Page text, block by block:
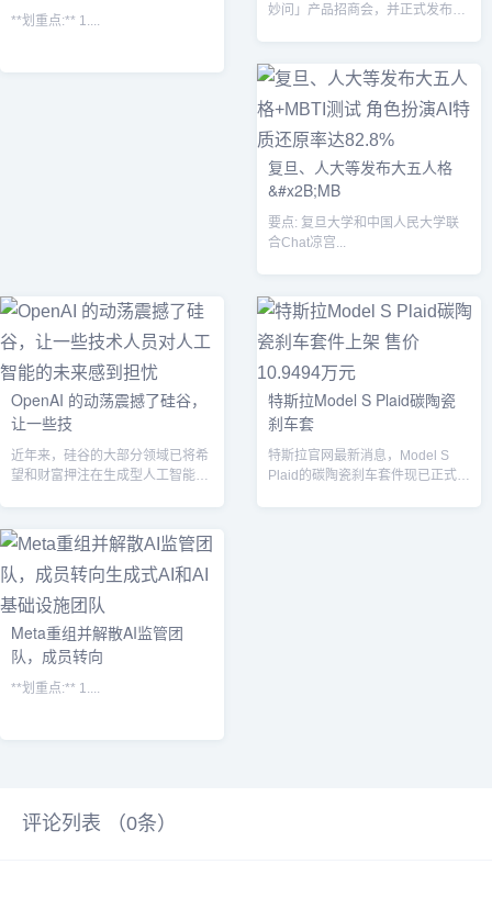
**划重点:** 1....
妙问」产品招商会，并正式发布了
复旦、人大等发布大五人格
&#x2B;MB
要点: 复旦大学和中国人民大学联
合Chat凉宫...
OpenAI 的动荡震撼了硅谷，
让一些技
近年来，硅谷的大部分领域已将希
望和财富押注在生成型人工智能技
特斯拉Model S Plaid碳陶瓷
刹车套
特斯拉官网最新消息，Model S
Plaid的碳陶瓷刹车套件现已正式上
Meta重组并解散AI监管团
队，成员转向
**划重点:** 1....
评论列表 （0条）